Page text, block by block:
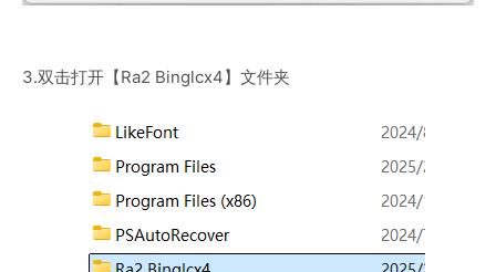
3.双击打开【Ra2 Binglcx4】文件夹